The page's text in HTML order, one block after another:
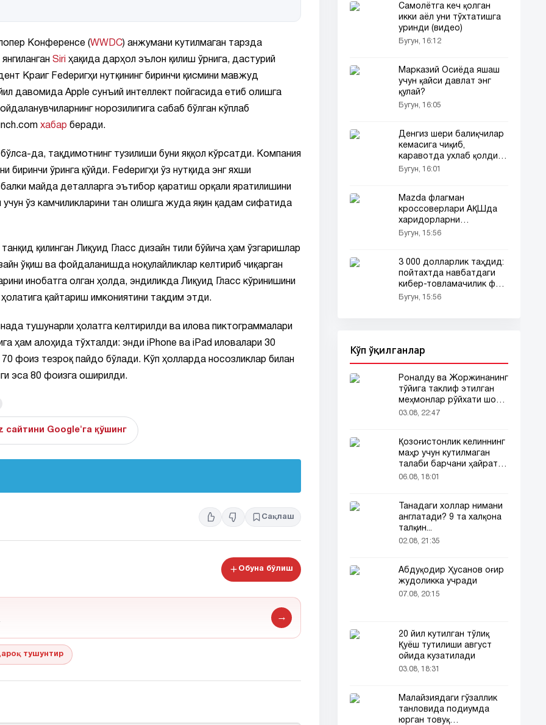
Конференсе (WWDC) анжумани кутилмаган тарзда
Siri ҳақида дарҳол эълон қилиш ўрнига, дастурий
Краиг Fedеригҳи нутқининг биринчи қисмини мавжуд
давомида Apple сунъий интеллект пойгасида етиб олишга
норозилигига сабаб бўлган кўплаб
хабар беради.
да, тақдимотнинг тузилиши буни яққол кўрсатди. Компания
ўринга қўйди. Fedеригҳи ўз нутқида энг яхши
майда деталларга эътибор қаратиш орқали яратилишини
ўз камчиликларини тан олишга жуда яқин қадам сифатида
қилинган Лиқуид Гласс дизайн тили бўйича ҳам ўзгаришлар
ўқиш ва фойдаланишда ноқулайликлар келтириб чиқарган
инобатга олган ҳолда, эндиликда Лиқуид Гласс кўринишини
қайтариш имкониятини тақдим этди.
тушунарли ҳолатга келтирилди ва илова пиктограммалари
ҳам алоҳида тўхталди: энди iPhone ва iPad иловалари 30
фоиз тезроқ пайдо бўлади. Кўп ҳолларда носозликлар билан
эса 80 фоизга оширилди.
сайтини Google'га қўшинг
Сақлаш
Обуна бўлиш
→
тушунтир
Самолётга кеч қолган
икки аёл уни тўхтатишга
уринди (видео)
Бугун, 16:12
Марказий Осиёда яшаш
учун қайси давлат энг
қулай?
Бугун, 16:05
Денгиз шери балиқчилар
кемасига чиқиб,
каравотда ухлаб қолди
(видео)
Бугун, 16:01
Mazda флагман
кроссоверлари АҚШда
харидорларни
йўқотмоқда
Бугун, 15:56
3 000 долларлик таҳдид:
пойтахтда навбатдаги
кибер-товламачилик фош
этилди
Бугун, 15:56
Кўп ўқилганлар
Роналду ва Жоржинанинг
тўйига таклиф этилган
меҳмонлар рўйхати шов-
шувда
03.08, 22:47
Қозоғистонлик келиннинг
маҳр учун кутилмаган
талаби барчани ҳайратга
солди
06.08, 18:01
Танадаги холлар нимани
англатади? 9 та халқона
талқин...
02.08, 21:35
Абдуқодир Ҳусанов оғир
жудоликка учради
07.08, 20:15
20 йил кутилган тўлиқ
Қуёш тутилиши август
ойида кузатилади
03.08, 18:31
Малайзиядаги гўзаллик
танловида подиумда
юрган товуқ